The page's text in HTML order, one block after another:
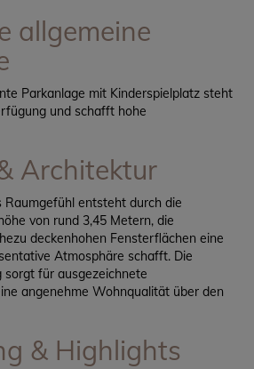
allgemeine
Parkanlage mit Kinderspielplatz steht
und schafft hohe
Architektur
Raumgefühl entsteht durch die
von rund 3,45 Metern, die
deckenhohen Fensterflächen eine
Atmosphäre schafft. Die
sorgt für ausgezeichnete
angenehme Wohnqualität über den
& Highlights